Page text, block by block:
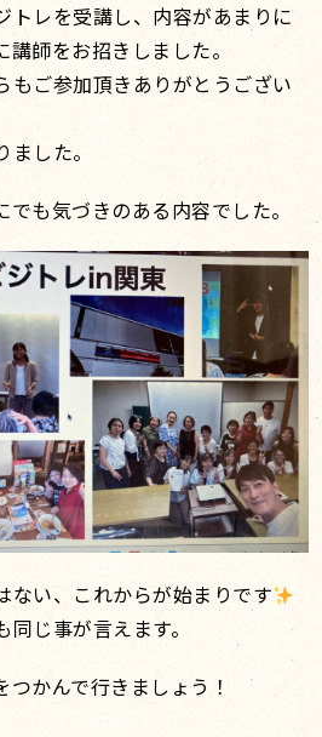
トレを受講し、内容があまりに
師をお招きしました。
もご参加頂きありがとうござい
した。
も気づきのある内容でした。
ない、これからが始まりです
じ事が言えます。
かんで行きましょう！